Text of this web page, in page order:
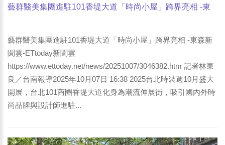
藝群醫美集團進駐101香堤大道「時尚小屋」跨界亮相 -東
藝群醫美集團進駐101香堤大道「時尚小屋」跨界亮相 -東森新
聞雲-ETtoday新聞雲
https://www.ettoday.net/news/20251007/3046382.htm 記者林東
良／台南報導2025年10月07日 16:38 2025台北時裝週10月盛大
開展，台北101商圈香堤大道化身為潮流伸展街，吸引國內外時
尚品牌與設計師進駐...